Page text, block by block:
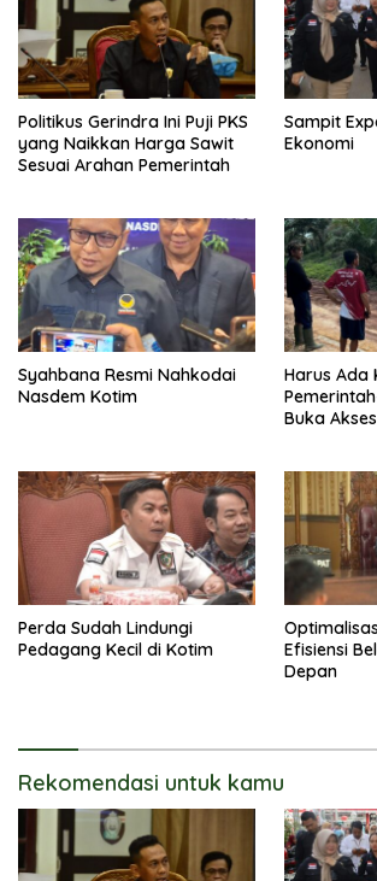
Politikus Gerindra Ini Puji PKS
yang Naikkan Harga Sawit
Sesuai Arahan Pemerintah
Sampit
Ekonomi
Syahbana Resmi Nahkodai
Nasdem Kotim
Harus Ada
Buka
Perda Sudah Lindungi
Pedagang Kecil di Kotim
Efisiensi
Depan
Rekomendasi untuk kamu